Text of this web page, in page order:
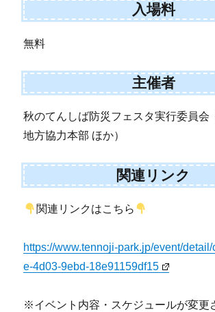
入場料
無料
主催者
秋のてんしば防災フェスタ実行委員会
地方協力本部 ほか）
関連リンク
関連リンクはこちら
https://www.tennoji-park.jp/event/
e-4d03-9ebd-18e91159df15
※イベント内容・スケジュールが変更